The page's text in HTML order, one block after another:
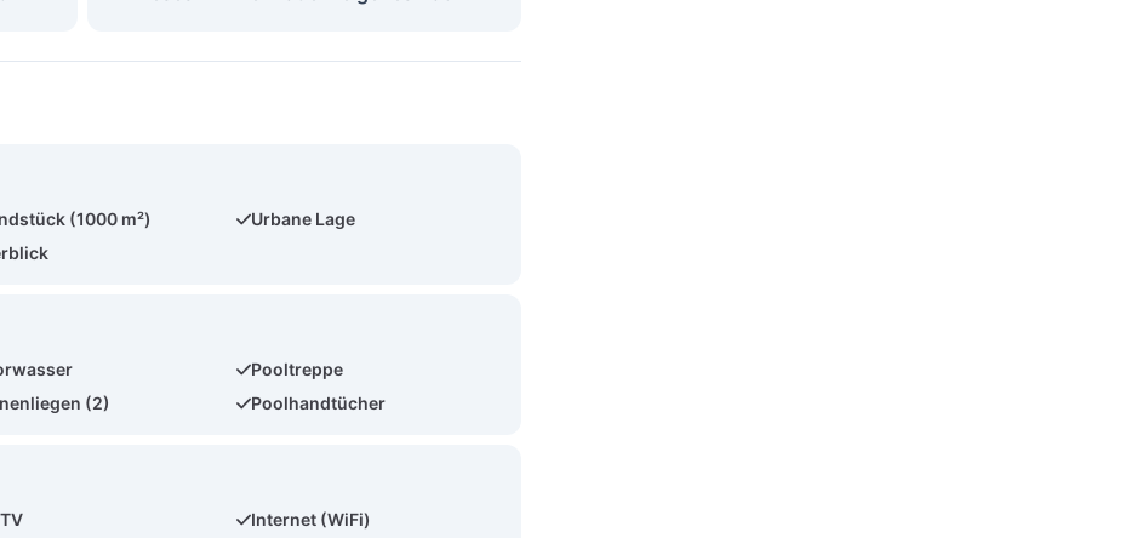
(1000 m²)
Urbane Lage
Pooltreppe
(2) Poolhandtücher
Internet (WiFi)